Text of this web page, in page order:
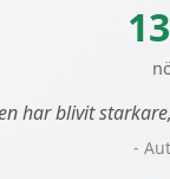
har blivit
-